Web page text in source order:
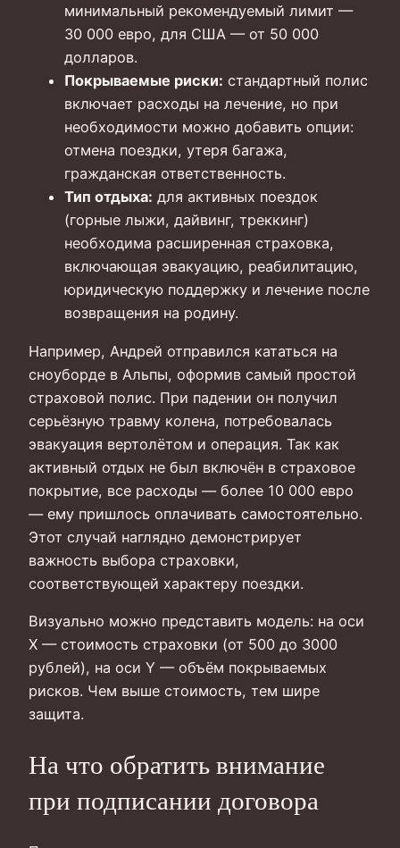
минимальный рекомендуемый лимит —
30 000 евро, для США — от 50 000
долларов.
Покрываемые риски: стандартный полис
включает расходы на лечение, но при
необходимости можно добавить опции:
отмена поездки, утеря багажа,
гражданская ответственность.
Тип отдыха: для активных поездок
(горные лыжи, дайвинг, треккинг)
необходима расширенная страховка,
включающая эвакуацию, реабилитацию,
юридическую поддержку и лечение после
возвращения на родину.
Например, Андрей отправился кататься на
сноуборде в Альпы, оформив самый простой
страховой полис. При падении он получил
серьёзную травму колена, потребовалась
эвакуация вертолётом и операция. Так как
активный отдых не был включён в страховое
покрытие, все расходы — более 10 000 евро
— ему пришлось оплачивать самостоятельно.
Этот случай наглядно демонстрирует
важность выбора страховки,
соответствующей характеру поездки.
Визуально можно представить модель: на оси
X — стоимость страховки (от 500 до 3000
рублей), на оси Y — объём покрываемых
рисков. Чем выше стоимость, тем шире
защита.
На что обратить внимание
при подписании договора